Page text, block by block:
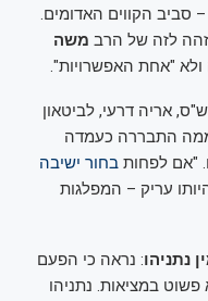
סביב הקווים האדומים.
לזה של הרב משה
"אחת האפשרויות".
אריה דרעי, לביטאון
התבררה כעמדה
"אם לפחות בחור ישיבה
עריק – המפלגות
נתניהו: נראה כי הפעם
פשוט במציאות. נתניהו